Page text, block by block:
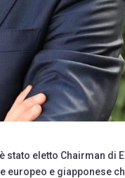
eletto Chairman di
e giapponese